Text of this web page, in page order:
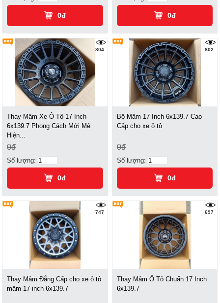
0đ 0đ
804
Thay Mâm Xe Ô Tô 17 Inch
6x139.7 Phong Cách Mới Mẻ
Hiện...
0đ
Số lượng:
0đ
802
Bộ Mâm 17 Inch 6x139.7 Cao
Cấp cho xe ô tô
0đ
Số lượng:
0đ
747
Thay Mâm Đẳng Cấp cho xe ô tô
mâm 17 inch 6x139.7
697
Thay Mâm Ô Tô Chuẩn 17 Inch
6x139.7